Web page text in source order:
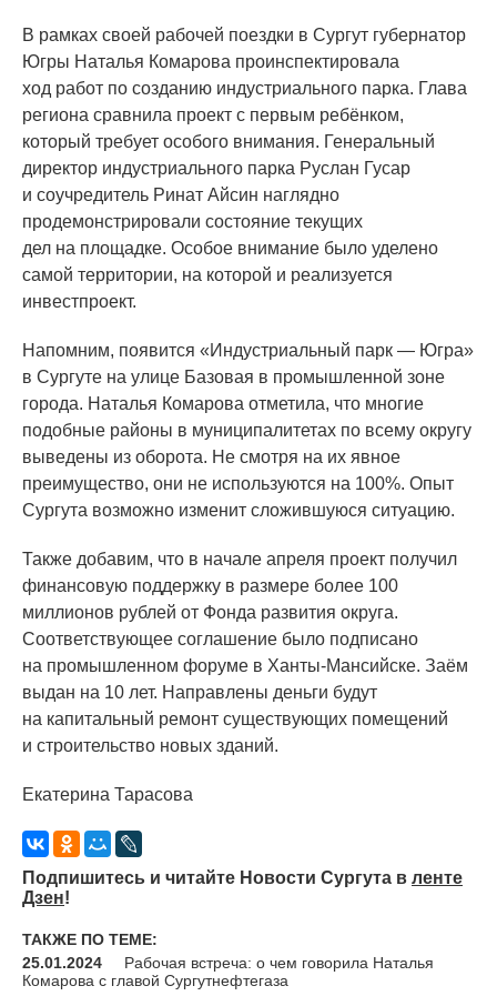
В рамках своей рабочей поездки в Сургут губернатор
Югры Наталья Комарова проинспектировала
ход работ по созданию индустриального парка. Глава
региона сравнила проект с первым ребёнком,
который требует особого внимания. Генеральный
директор индустриального парка Руслан Гусар
и соучредитель Ринат Айсин наглядно
продемонстрировали состояние текущих
дел на площадке. Особое внимание было уделено
самой территории, на которой и реализуется
инвестпроект.
Напомним, появится «Индустриальный парк — Югра»
в Сургуте на улице Базовая в промышленной зоне
города. Наталья Комарова отметила, что многие
подобные районы в муниципалитетах по всему округу
выведены из оборота. Не смотря на их явное
преимущество, они не используются на 100%. Опыт
Сургута возможно изменит сложившуюся ситуацию.
Также добавим, что в начале апреля проект получил
финансовую поддержку в размере более 100
миллионов рублей от Фонда развития округа.
Соответствующее соглашение было подписано
на промышленном форуме в Ханты-Мансийске. Заём
выдан на 10 лет. Направлены деньги будут
на капитальный ремонт существующих помещений
и строительство новых зданий.
Екатерина Тарасова
Подпишитесь и читайте Новости Сургута в ленте
Дзен!
ТАКЖЕ ПО ТЕМЕ:
25.01.2024
Рабочая встреча: о чем говорила Наталья
Комарова с главой Сургутнефтегаза